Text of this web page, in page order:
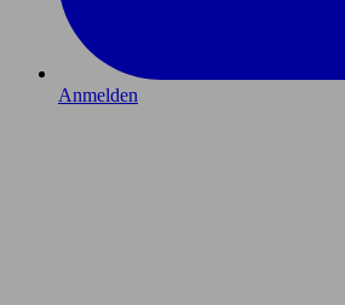
Anmelden